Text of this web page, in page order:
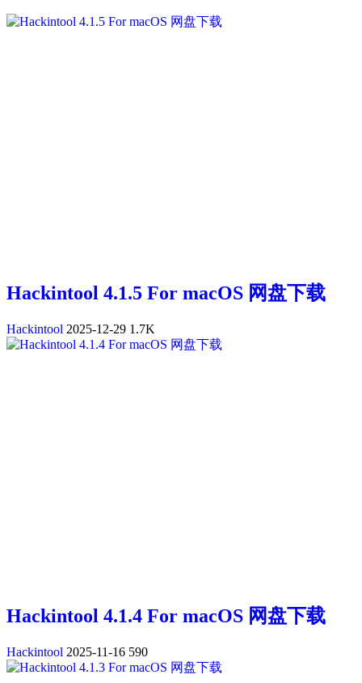
Hackintool 4.1.5 For macOS 网盘下载
Hackintool 2025-12-29 1.7K
Hackintool 4.1.4 For macOS 网盘下载
Hackintool 2025-11-16 590